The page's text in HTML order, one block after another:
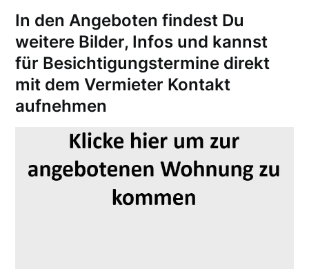
In den Angeboten findest Du
weitere Bilder, Infos und kannst
für Besichtigungstermine direkt
mit dem Vermieter Kontakt
aufnehmen